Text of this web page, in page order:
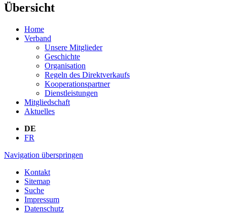
Übersicht
Home
Verband
Unsere Mitglieder
Geschichte
Organisation
Regeln des Direktverkaufs
Kooperationspartner
Dienstleistungen
Mitgliedschaft
Aktuelles
DE
FR
Navigation überspringen
Kontakt
Sitemap
Suche
Impressum
Datenschutz